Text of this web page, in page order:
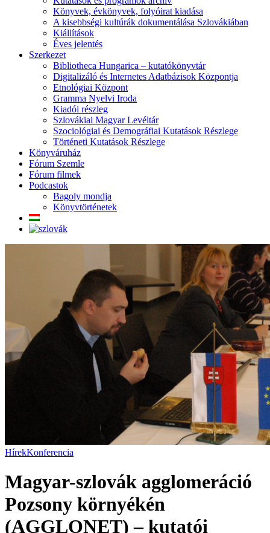
Könyvek, évkönyvek, folyóirat kiadása
A kisebbségi kultúrák dokumentálása Szlovákiában
Kiállítások
Éves jelentés
Szerkezet
Bibliotheca Hungarica – kutatókönyvtár
Digitalizáló és Internetes Adatbázisok Központja
Etnológiai Központ
Gramma Nyelvi Iroda
Kiadói részleg
Szlovákiai Magyar Levéltár
Szociológiai és Demográfiai Kutatások Részlege
Történeti Kutatások Részlege
Könyváruház
Fórum Szemle
Fórum filmek
Podcastok
Bagoly mondja
Könyvtörténetek
HírekKonferencia
Magyar-szlovák agglomeráció
Pozsony környékén
(AGGLONET) – kutatói